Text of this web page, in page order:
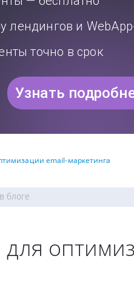
лендингов и
точно в срок
Узнать
email-маркетинга